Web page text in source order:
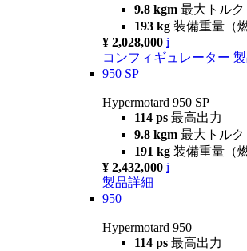
9.8 kgm 最大トルク
193 kg 装備重量（
¥ 2,028,000 i
コンフィギュレーター
950 SP
Hypermotard 950 SP
114 ps 最高出力
9.8 kgm 最大トルク
191 kg 装備重量（
¥ 2,432,000 i
製品詳細
950
Hypermotard 950
114 ps 最高出力